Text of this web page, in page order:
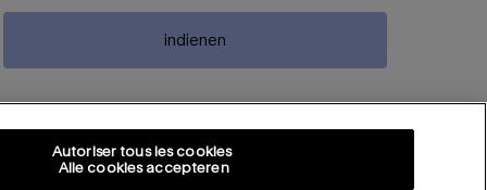
indienen
volg ons
Autoriser tous les cookies
Alle cookies accepteren